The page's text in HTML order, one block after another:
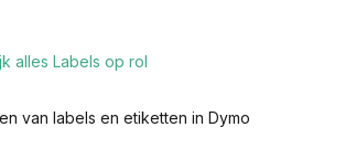
Account
Account
alles Labels op rol
van labels en etiketten in Dymo